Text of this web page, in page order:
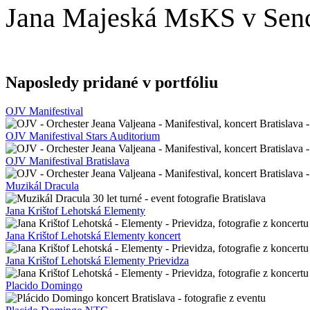
Jana Majeská MsKS v
Naposledy pridané v portfóliu
OJV Manifestival
OJV Manifestival Stars Auditorium
OJV Manifestival Bratislava
Muzikál Dracula
Jana Krištof Lehotská Elementy
Jana Krištof Lehotská Elementy koncert
Jana Krištof Lehotská Elementy Prievidza
Placido Domingo